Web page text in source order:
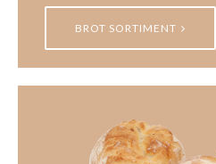
BROT SORTIMENT